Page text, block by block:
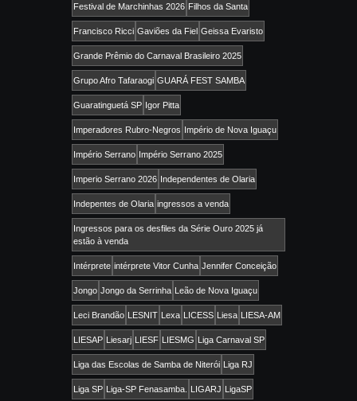
Festival de Marchinhas 2026 Filhos da Santa
Francisco Ricci Gaviões da Fiel Geissa Evaristo
Grande Prêmio do Carnaval Brasileiro 2025
Grupo Afro Tafaraogi GUARÁ FEST SAMBA
Guaratinguetá SP Igor Pitta
Imperadores Rubro-Negros Império de Nova Iguaçu
Império Serrano Império Serrano 2025
Imperio Serrano 2026 Independentes de Olaria
Indepentes de Olaria ingressos a venda
Ingressos para os desfiles da Série Ouro 2025 já
estão à venda
Intérprete intérprete Vitor Cunha Jennifer Conceição
Jongo Jongo da Serrinha Leão de Nova Iguaçu
Leci Brandão LESNIT Lexa LICESS Liesa LIESA-AM
LIESAP Liesarj LIESF LIESMG Liga Carnaval SP
Liga das Escolas de Samba de Niterói Liga RJ
Liga SP Liga-SP Fenasamba. LIGARJ LigaSP